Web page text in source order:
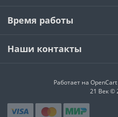
Время работы
Наши контакты
Работает на
21 Век ©